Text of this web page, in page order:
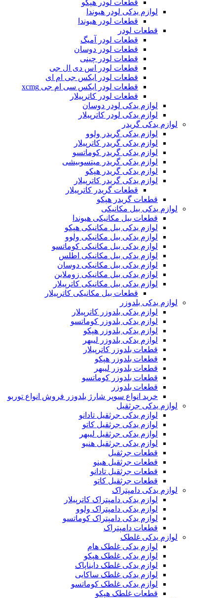
قطعات لودر هپکو
لوازم یدکی لودر هیوندا
قطعات لودر هیوندا
قطعات لودر
قطعات لودر آمیگ
قطعات لودر دوسان
قطعات لودر چینی
قطعات لودر اس دی ال جی
قطعات لودر ایکس جی ام ای
قطعات لودر ایکس سی ام جی xcmg
قطعات لودر کاترپیلار
لوازم یدکی لودر دوسان
لوازم یدکی لودر کاترپیلار
لوازم یدکی گریدر
لوازم یدکی گریدر ولوو
لوازم یدکی گریدر کاترپیلار
لوازم یدکی گریدر کوماتسو
لوازم یدکی گریدر میتسوبیشی
لوازم یدکی گریدر هپکو
لوازم یدکی گریدر کاترپیلار
قطعات گریدر کاترپیلار
قطعات گریدر هپکو
لوازم یدکی بیل مکانیکی
قطعات بیل مکانیکی هیوندا
لوازم یدکی بیل مکانیکی هپکو
لوازم یدکی بیل مکانیکی ولوو
لوازم یدکی بیل مکانیکی کوماتسو
لوازم یدکی بیل مکانیکی اطلس
لوازم یدکی بیل مکانیکی دوسان
لوازم یدکی بیل مکانیکی زوملاین
لوازم یدکی بیل مکانیکی کاترپیلار
قطعات بیل مکانیکی کاترپیلار
لوازم یدکی بلدوزر
لوازم یدکی بلدوزر کاترپیلار
لوازم یدکی بلدوزر کوماتسو
لوازم یدکی بلدوزر هپکو
لوازم یدکی بلدوزر لیبهر
قطعات بلدوزر کاترپیلار
قطعات بلدوزر هپکو
قطعات بلدوزر لیبهر
قطعات بلدوزر کوماتسو
قطعات بلدوزر
خرید انواع سوپر شارژ بلدوزر فروش انواع توربو
لوازم یدکی جرثقیل
لوازم یدکی جرثقیل تادانو
لوازم یدکی جرثقیل کاتو
لوازم یدکی جرثقیل لیبهر
لوازم یدکی جرثقیل هنیو
قطعات جرثقیل
قطعات جرثقیل هینو
قطعات جرثقیل تادانو
قطعات جرثقیل کاتو
لوازم یدکی دامپتراک
لوازم یدکی دامپتراک کاترپیلار
لوازم یدکی دامپتراک ولوو
لوازم یدکی دامپتراک کوماتسو
قطعات دامپتراک
لوازم یدکی غلطک
لوازم یدکی غلطک هام
لوازم یدکی غلطک هپکو
لوازم یدکی غلطک دایناپاک
لوازم یدکی غلطک ساکایی
لوازم یدکی غلطک کوماتسو
قطعات غلطک هپکو